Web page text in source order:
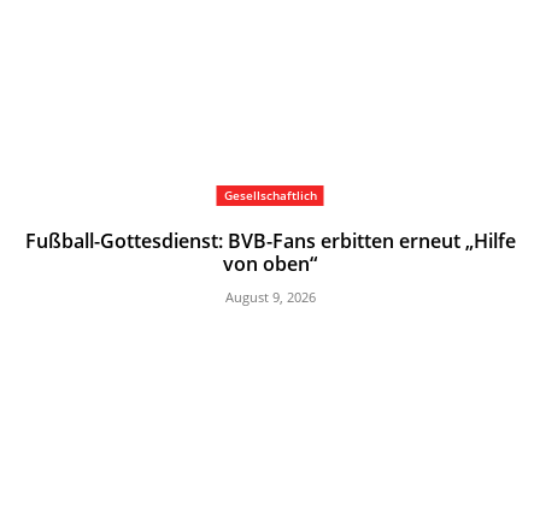
Gesellschaftlich
Fußball-Gottesdienst: BVB-Fans erbitten erneut „Hilfe
von oben“
August 9, 2026